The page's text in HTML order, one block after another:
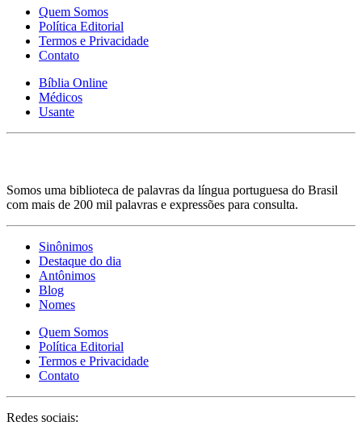
Quem Somos
Política Editorial
Termos e Privacidade
Contato
Bíblia Online
Médicos
Usante
Somos uma biblioteca de palavras da língua portuguesa do Brasil
com mais de 200 mil palavras e expressões para consulta.
Sinônimos
Destaque do dia
Antônimos
Blog
Nomes
Quem Somos
Política Editorial
Termos e Privacidade
Contato
Redes sociais: